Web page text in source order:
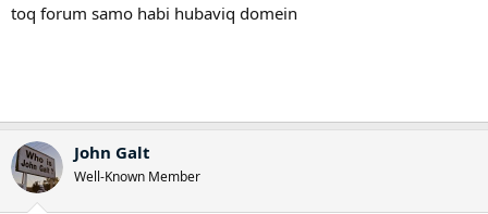
toq forum samo habi hubaviq domein
John Galt
Well-Known Member